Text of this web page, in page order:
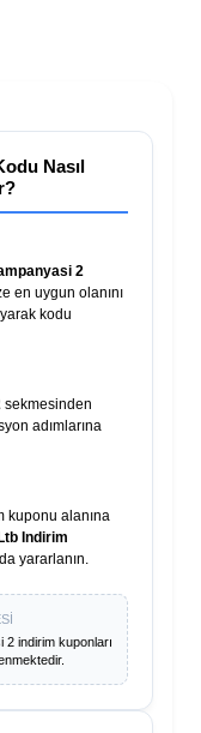
Nasıl
2
en uygun olanını
kodu
sekmesinden
adımlarına
kuponu alanına
Ltb Indirim
yararlanın.
2 indirim kuponları